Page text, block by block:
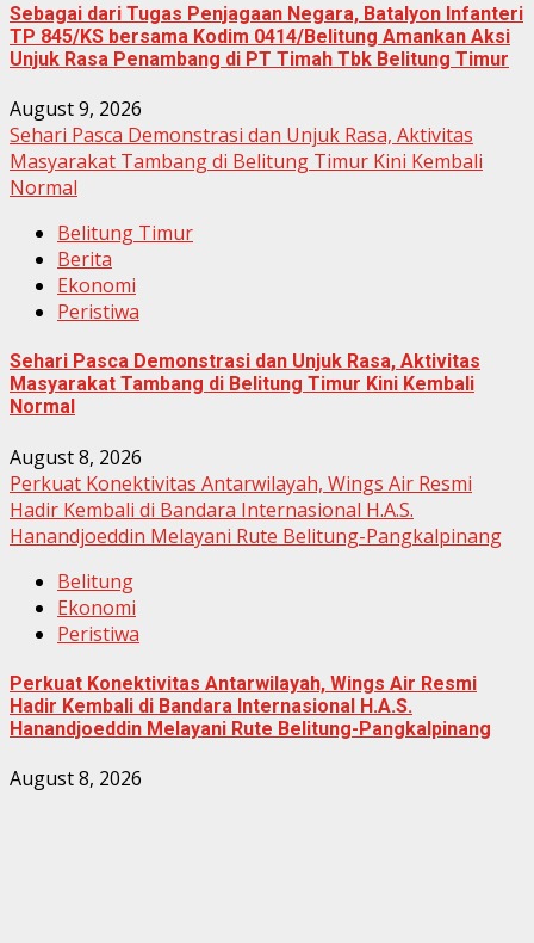
Sebagai dari Tugas Penjagaan Negara, Batalyon Infanteri
TP 845/KS bersama Kodim 0414/Belitung Amankan Aksi
Unjuk Rasa Penambang di PT Timah Tbk Belitung Timur
August 9, 2026
Sehari Pasca Demonstrasi dan Unjuk Rasa, Aktivitas
Masyarakat Tambang di Belitung Timur Kini Kembali
Normal
Belitung Timur
Berita
Ekonomi
Peristiwa
Sehari Pasca Demonstrasi dan Unjuk Rasa, Aktivitas
Masyarakat Tambang di Belitung Timur Kini Kembali
Normal
August 8, 2026
Perkuat Konektivitas Antarwilayah, Wings Air Resmi
Hadir Kembali di Bandara Internasional H.A.S.
Hanandjoeddin Melayani Rute Belitung-Pangkalpinang
Belitung
Ekonomi
Peristiwa
Perkuat Konektivitas Antarwilayah, Wings Air Resmi
Hadir Kembali di Bandara Internasional H.A.S.
Hanandjoeddin Melayani Rute Belitung-Pangkalpinang
August 8, 2026